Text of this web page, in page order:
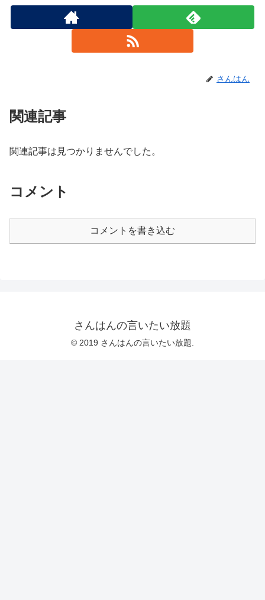
さんはん
関連記事
関連記事は見つかりませんでした。
コメント
コメントを書き込む
さんはんの言いたい放題
© 2019 さんはんの言いたい放題.